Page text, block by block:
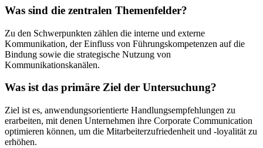
Was sind die zentralen Themenfelder?
Zu den Schwerpunkten zählen die interne und externe
Kommunikation, der Einfluss von Führungskompetenzen auf die
Bindung sowie die strategische Nutzung von
Kommunikationskanälen.
Was ist das primäre Ziel der Untersuchung?
Ziel ist es, anwendungsorientierte Handlungsempfehlungen zu
erarbeiten, mit denen Unternehmen ihre Corporate Communication
optimieren können, um die Mitarbeiterzufriedenheit und -loyalität zu
erhöhen.